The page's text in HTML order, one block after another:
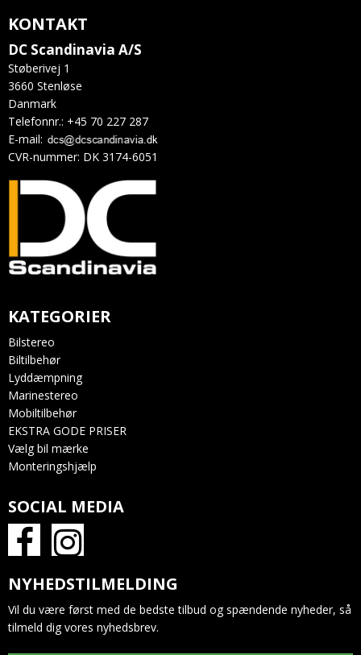
KONTAKT
DC Scandinavia A/S
Støberivej 1
3660 Stenløse
Danmark
Telefonnr.: +45 70 227 287
E-mail:
CVR-nummer: DK 3174-6051
KATEGORIER
Bilstereo
Biltilbehør
Lyddæmpning
Marinestereo
Mobiltilbehør
EKSTRA GODE PRISER
Vælg bil mærke
Monteringshjælp
SOCIAL MEDIA
NYHEDSTILMELDING
Vil du være først med de bedste tilbud og spændende nyheder, så
tilmeld dig vores nyhedsbrev.